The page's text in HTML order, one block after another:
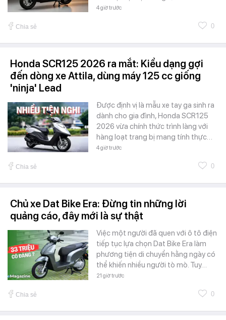
4 giờ trước
Chia sẻ 0
Honda SCR125 2026 ra mắt: Kiểu dạng gợi
đến dòng xe Attila, dùng máy 125 cc giống
'ninja' Lead
Được định vị là mẫu xe tay ga sinh ra
dành cho gia đình, Honda SCR125
2026 vừa chính thức trình làng với
hàng loạt trang bị mang tính thực…
4 giờ trước
Chia sẻ 0
Chủ xe Dat Bike Era: Đừng tin những lời
quảng cáo, đây mới là sự thật
Việc một người đã quen với ô tô điện
tiếp tục lựa chọn Dat Bike Era làm
phương tiện di chuyển hằng ngày có
thể khiến nhiều người tò mò. Tuy…
21 giờ trước
Chia sẻ 0